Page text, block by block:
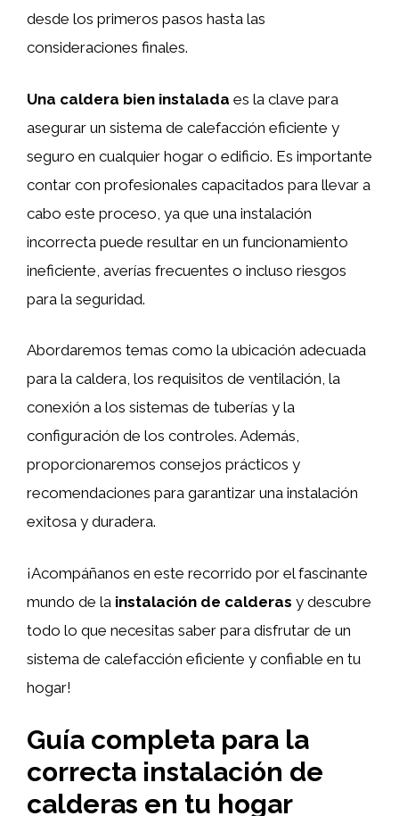
desde los primeros pasos hasta las
consideraciones finales.
Una caldera bien instalada es la clave para
asegurar un sistema de calefacción eficiente y
seguro en cualquier hogar o edificio. Es importante
contar con profesionales capacitados para llevar a
cabo este proceso, ya que una instalación
incorrecta puede resultar en un funcionamiento
ineficiente, averías frecuentes o incluso riesgos
para la seguridad.
Abordaremos temas como la ubicación adecuada
para la caldera, los requisitos de ventilación, la
conexión a los sistemas de tuberías y la
configuración de los controles. Además,
proporcionaremos consejos prácticos y
recomendaciones para garantizar una instalación
exitosa y duradera.
¡Acompáñanos en este recorrido por el fascinante
mundo de la instalación de calderas y descubre
todo lo que necesitas saber para disfrutar de un
sistema de calefacción eficiente y confiable en tu
hogar!
Guía completa para la
correcta instalación de
calderas en tu hogar